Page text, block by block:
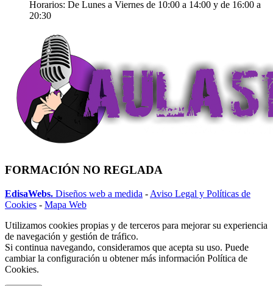
Horarios: De Lunes a Viernes de 10:00 a 14:00 y de 16:00 a
20:30
FORMACIÓN NO REGLADA
EdisaWebs. Diseños web a medida - Aviso Legal y Políticas de
Cookies - Mapa Web
Utilizamos cookies propias y de terceros para mejorar su experiencia
de navegación y gestión de tráfico.
Si continua navegando, consideramos que acepta su uso. Puede
cambiar la configuración u obtener más información Política de
Cookies.